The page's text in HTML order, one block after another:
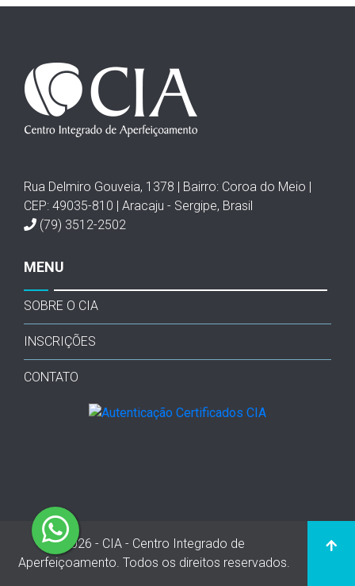
Rua Delmiro Gouveia, 1378 | Bairro: Coroa do Meio |
CEP: 49035-810 | Aracaju - Sergipe, Brasil
(79) 3512-2502
MENU
SOBRE O CIA
INSCRIÇÕES
CONTATO
2026 - CIA - Centro Integrado de
Aperfeiçoamento. Todos os direitos reservados.